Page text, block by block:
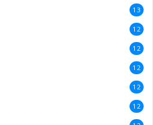
13
12
12
12
12
12